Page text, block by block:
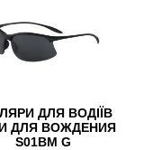
ДЛЯ ВОДІЇВ
ДЛЯ ВОЖДЕНИЯ
S01BM G